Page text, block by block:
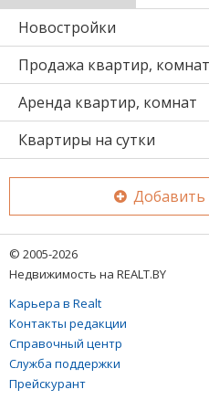
Новостройки
Продажа квартир, комнат
Аренда квартир, комнат
Квартиры на сутки
Добавить
© 2005-2026
Недвижимость на REALT.BY
Карьера в Realt
Контакты редакции
Справочный центр
Служба поддержки
Прейскурант